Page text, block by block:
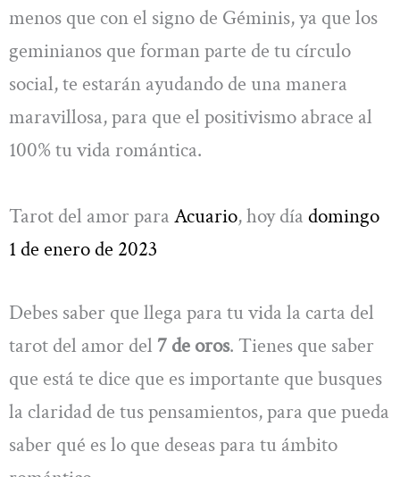
menos que con el signo de Géminis, ya que los
geminianos que forman parte de tu círculo
social, te estarán ayudando de una manera
maravillosa, para que el positivismo abrace al
100% tu vida romántica.
Tarot del amor para Acuario, hoy día domingo
1 de enero de 2023
Debes saber que llega para tu vida la carta del
tarot del amor del 7 de oros. Tienes que saber
que está te dice que es importante que busques
la claridad de tus pensamientos, para que pueda
saber qué es lo que deseas para tu ámbito